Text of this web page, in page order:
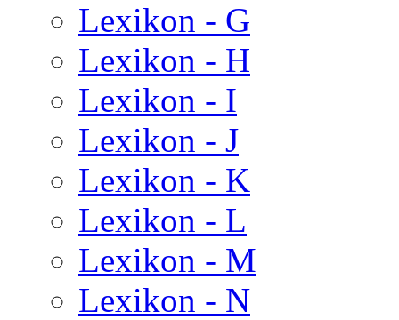
Lexikon - G
Lexikon - H
Lexikon - I
Lexikon - J
Lexikon - K
Lexikon - L
Lexikon - M
Lexikon - N